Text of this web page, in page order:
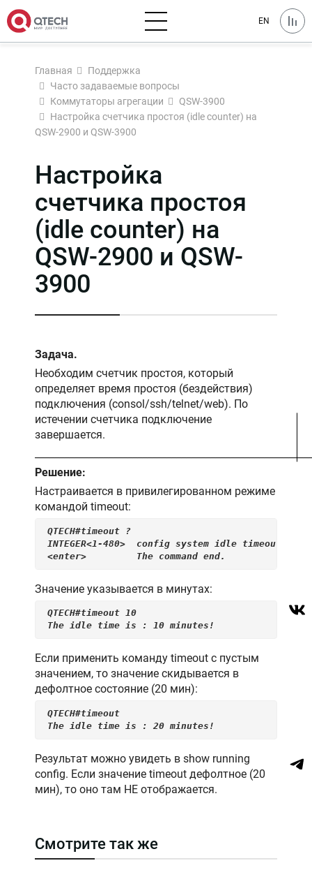
EN
Главная
Поддержка
Часто задаваемые вопросы
Коммутаторы агрегации
QSW-3900
Настройка счетчика простоя (idle counter) на
QSW-2900 и QSW-3900
Настройка
счетчика простоя
(idle counter) на
QSW-2900 и QSW-
3900
Задача.
Необходим счетчик простоя, который
определяет время простоя (бездействия)
подключения (consol/ssh/telnet/web). По
истечении счетчика подключение
завершается.
Решение:
Настраивается в привилегированном режиме
командой timeout:
QTECH#timeout ?
INTEGER<1-480>  config system idle timeout
<enter>         The command end.
Значение указывается в минутах:
QTECH#timeout 10
The idle time is : 10 minutes!
Если применить команду timeout с пустым
значением, то значение скидывается в
дефолтное состояние (20 мин):
QTECH#timeout
The idle time is : 20 minutes!
Результат можно увидеть в show running
config. Если значение timeout дефолтное (20
мин), то оно там НЕ отображается.
Смотрите так же